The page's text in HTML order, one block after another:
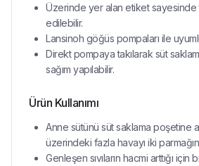
Üzerinde yer alan etiket sayesinde
edilebilir.
Lansinoh göğüs pompaları ile
Direkt pompaya takılarak süt
sağım yapılabilir.
Ürün Kullanımı
Anne sütünü süt saklama poşetine
üzerindeki fazla havayı iki
Genleşen sıvıların hacmi arttığı için